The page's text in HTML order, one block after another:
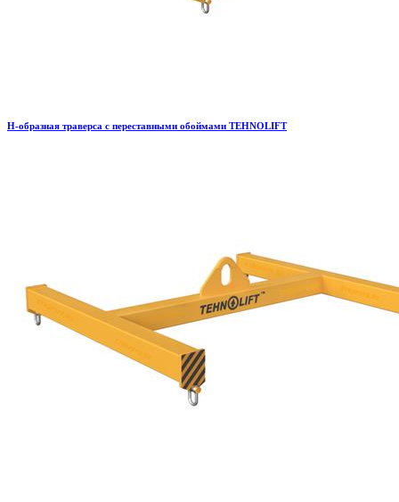
H-образная траверса с переставными обоймами TEHNOLIFT